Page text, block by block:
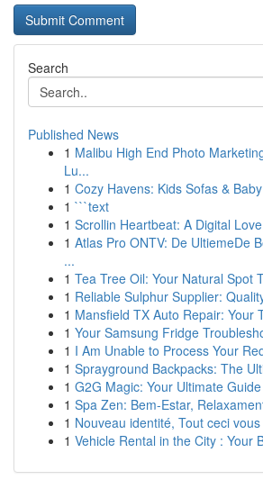
Search
Published News
1 Malibu High End Photo
Lu...
1 Cozy Havens: Kids Sofas &
1 ```text
1 Scrollin Heartbeat: A Digital
1 Atlas Pro ONTV: De UltiemeDe
...
1 Tea Tree Oil: Your Natural Spot
1 Reliable Sulphur Supplier:
1 Mansfield TX Auto Repair: Your
1 Your Samsung Fridge
1 I Am Unable to Process Your
1 Sprayground Backpacks: The
1 G2G Magic: Your Ultimate Guide
1 Spa Zen: Bem-Estar,
1 Nouveau identité, Tout ceci
1 Vehicle Rental in the City : Your